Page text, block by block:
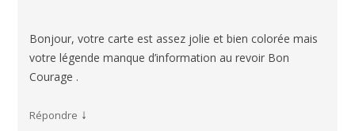
Bonjour, votre carte est assez jolie et bien colorée mais
votre légende manque d’information au revoir Bon
Courage .
Répondre ↓